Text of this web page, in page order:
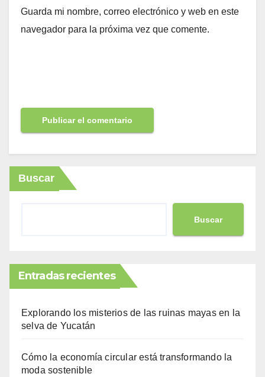
Guarda mi nombre, correo electrónico y web en este
navegador para la próxima vez que comente.
Buscar
Buscar
Entradas recientes
Explorando los misterios de las ruinas mayas en la
selva de Yucatán
Cómo la economía circular está transformando la
moda sostenible